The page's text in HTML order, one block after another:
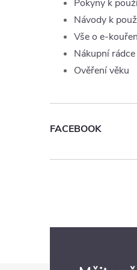
Pokyny k
Návody k
Vše o e-
Nákupní rádce
Ověření věku
FACEBOOK